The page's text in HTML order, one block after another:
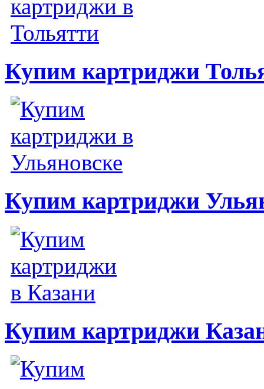
Купим картриджи
Купим картриджи
Купим картриджи